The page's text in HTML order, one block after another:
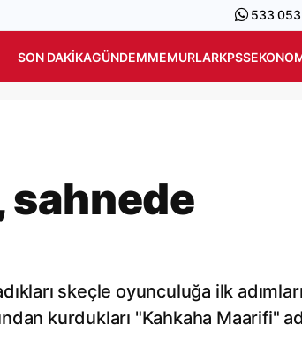
533
SON DAKIKAGÜNDEMMEMURLARKPSS
sahnede
skeçle oyunculuğa ilk
kurdukları "Kahkaha Maarifi"